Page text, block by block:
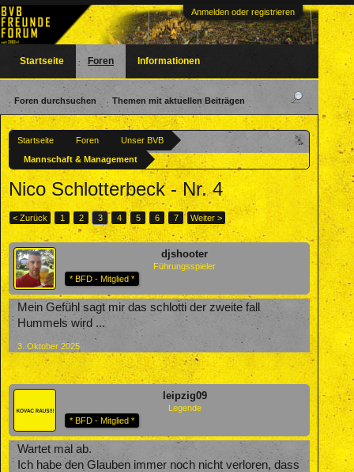
Anmelden oder registrieren
Startseite Foren
Unser BVB
Mannschaft & Management
Nico Schlotterbeck - Nr. 4
< Zurück 1 2 3 4 5 6 7 Weiter >
djshooter
Führungsspieler
* BFD - Mitglied *
Mein Gefühl sagt mir das schlotti der zweite fall
Hummels wird ...
3. Oktober 2025
leipzig09
Legende
* BFD - Mitglied *
Wartet mal ab.
Ich habe den Glauben immer noch nicht verloren, dass
Startseite Foren
Foren durchsuchen Themen mit aktuellen Beiträgen
Informationen